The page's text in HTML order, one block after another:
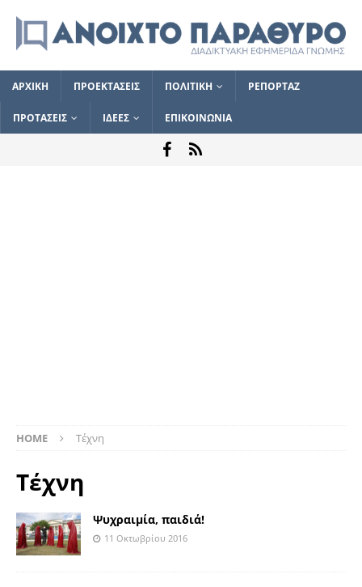
ΑΡΧΙΚΗ ΠΡΟΕΚΤΑΣΕΙΣ ΠΟΛΙΤΙΚΗ ΡΕΠΟΡΤΑΖ
ΠΡΟΤΑΣΕΙΣ ΙΔΕΕΣ ΕΠΙΚΟΙΝΩΝΙΑ
HOME Τέχνη
Τέχνη
Ψυχραιμία, παιδιά!
11 Οκτωβρίου 2016